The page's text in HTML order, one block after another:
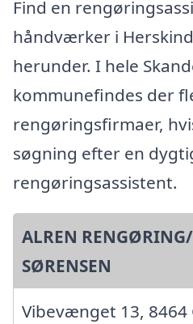
Find en
håndværker i
herunder. I hele
kommunefindes der
rengøringsfirmaer,
søgning efter en
rengøringsassistent.
ALREN
SØRENSEN
Vibevænget 13, 8464